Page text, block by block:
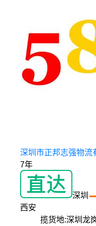
深圳市正邦志强物流
7年
深圳
西安
揽货地:深圳龙